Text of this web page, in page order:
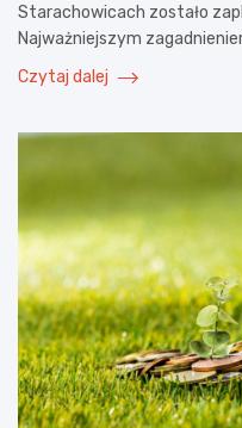
Starachowicach zostało
Najważniejszym
Czytaj dalej